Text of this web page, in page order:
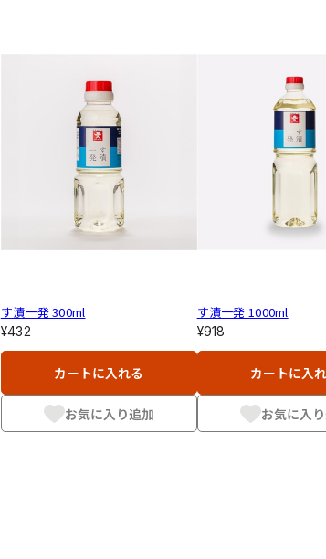
す漬一発 300ml
¥432
カートに入れる
お気に入り追加
す漬一発 1000ml
¥918
カートに入
お気に入